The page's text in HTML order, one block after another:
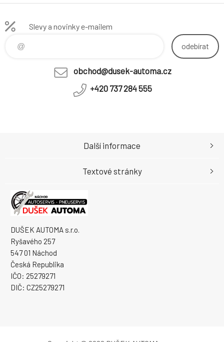
Slevy a novinky e-mailem
odebírat
obchod@dusek-automa.cz
+420 737 284 555
DUŠEK AUTOMA s.r.o.
Ryšavého 257
547 01 Náchod
Česká Republika
IČO: 25279271
DIČ: CZ25279271
Další informace
Textové stránky